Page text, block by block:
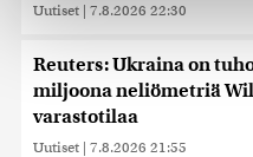
Käytämme evästeitä
tukemiseen ja
jaamme sosiaalisen
alan kumppaneillemme
sivustoamme.
Uutiset | 7.8.2026 22:30
Reuters: Ukraina on
miljoona neliömetriä
varastotilaa
Uutiset | 7.8.2026 21:55